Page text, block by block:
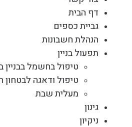
דף הבית
גביית כספים
הנהלת חשבונות
תפעול בניין
טיפול בחשמל בבניין
טיפול ודאגה לבטחון
מעלית שבת
גינון
ניקיון